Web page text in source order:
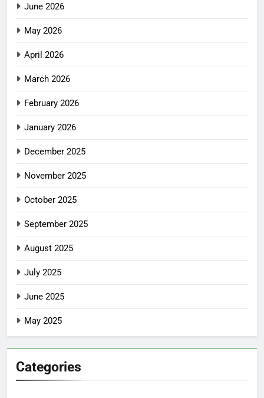
June 2026
May 2026
April 2026
March 2026
February 2026
January 2026
December 2025
November 2025
October 2025
September 2025
August 2025
July 2025
June 2025
May 2025
Categories